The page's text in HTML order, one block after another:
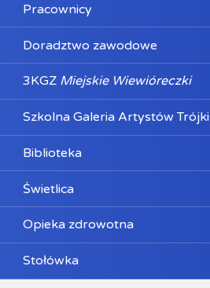
Pracownicy
Doradztwo zawodowe
3KGZ Miejskie Wiewióreczki
Szkolna Galeria Artystów Trójki
Biblioteka
Świetlica
Opieka zdrowotna
Stołówka